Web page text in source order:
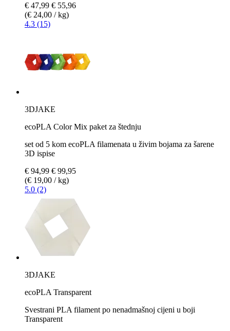
€ 47,99 € 55,96
(€ 24,00 / kg)
4.3 (15)
3DJAKE
ecoPLA Color Mix paket za štednju
set od 5 kom ecoPLA filamenata u živim bojama za šarene
3D ispise
€ 94,99 € 99,95
(€ 19,00 / kg)
5.0 (2)
3DJAKE
ecoPLA Transparent
Svestrani PLA filament po nenadmašnoj cijeni u boji
Transparent